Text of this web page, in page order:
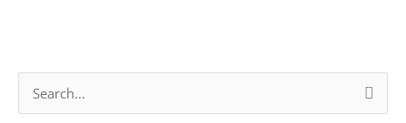
r